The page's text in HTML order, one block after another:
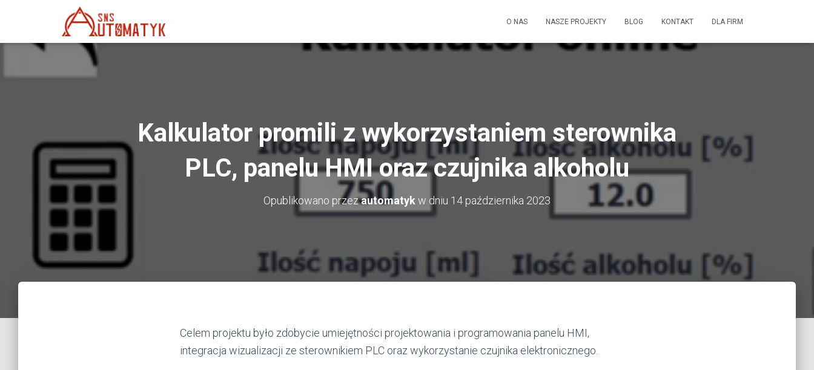
O NAS NASZE PROJEKTY BLOG KONTAKT DLA FIRM
Kalkulator promili z wykorzystaniem sterownika
PLC, panelu HMI oraz czujnika alkoholu
Opublikowano przezautomatyk w dniu 14 października 2023
Celem projektu było zdobycie umiejętności projektowania i programowania panelu HMI,
integracja wizualizacji ze sterownikiem PLC oraz wykorzystanie czujnika elektronicznego.